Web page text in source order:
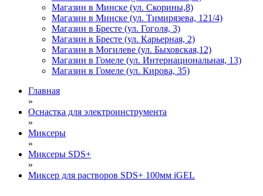
Магазин в Минске (ул. Скорины,8)
Магазин в Минске (ул. Тимирязева, 121/4)
Магазин в Бресте (ул. Гоголя, 3)
Магазин в Бресте (ул. Карьерная, 2)
Магазин в Могилеве (ул. Быховская,12)
Магазин в Гомеле (ул. Интернациональная, 13)
Магазин в Гомеле (ул. Кирова, 35)
Главная
»
Оснастка для электроинструмента
»
Миксеры
»
Миксеры SDS+
»
Миксер для растворов SDS+ 100мм iGEL